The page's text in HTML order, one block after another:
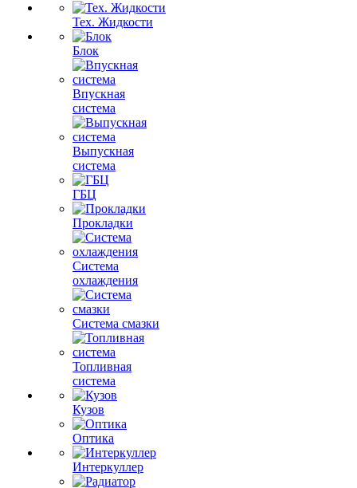
Тех. Жидкости
Блок
Впускная
система
Выпускная
система
ГБЦ
Прокладки
Система
охлаждения
Система смазки
Топливная
система
Кузов
Оптика
Интеркуллер